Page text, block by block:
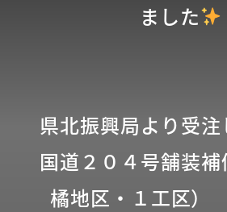
ました
県北振興局より受
国道２０４号舗装
橘地区・１工区）